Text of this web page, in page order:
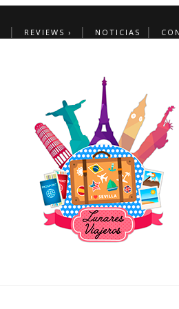
REVIEWS › NOTICIAS